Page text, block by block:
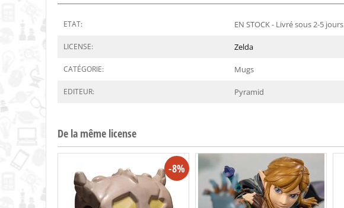
ETAT: EN STOCK - Livré sous 2-5 jours
LICENSE: Zelda
CATÉGORIE: Mugs
EDITEUR: Pyramid
De la même license
-8%